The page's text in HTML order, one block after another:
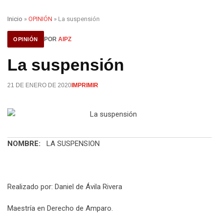
Inicio » OPINIÓN » La suspensión
OPINIÓN POR AIPZ
La suspensión
21 DE ENERO DE 2020 IMPRIMIR
NOMBRE: LA SUSPENSION
Realizado por: Daniel de Ávila Rivera
Maestría en Derecho de Amparo.